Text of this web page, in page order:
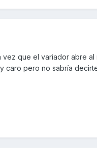
que el variador abre al
caro pero no sabría